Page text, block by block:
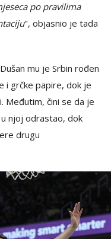
po pravilima
", objasnio je tada
mu je Srbin rođen
i grčke papire, dok je
Međutim, čini se da je
njoj odrastao, dok
drugu